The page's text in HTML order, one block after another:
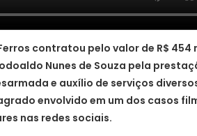
contratou pelo valor de R$ 454
Nunes de Souza pela
e auxílio de serviços
envolvido em um dos casos
nas redes sociais.